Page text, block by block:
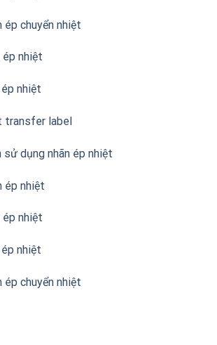
ép chuyển nhiệt
ép nhiệt
ép nhiệt
transfer label
sử dụng nhãn ép nhiệt
ép nhiệt
ép nhiệt
ép nhiệt
ép chuyển nhiệt